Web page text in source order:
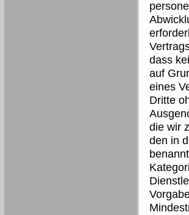
dass
auf
eines
Dritte
die wir
den in